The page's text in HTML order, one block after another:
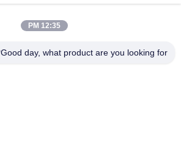
12:35 PM
Good day, what product are you looking for?